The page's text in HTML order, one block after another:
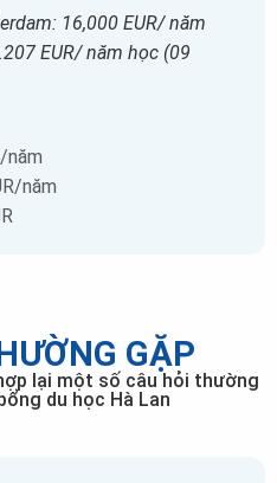
16,000 EUR/ năm
EUR/ năm học (09
năm
năm
GẶP
lại một số câu hỏi thường
du học Hà Lan